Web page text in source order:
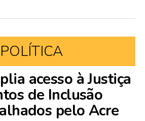
POLÍTICA
acesso à Justiça
de Inclusão
pelo Acre